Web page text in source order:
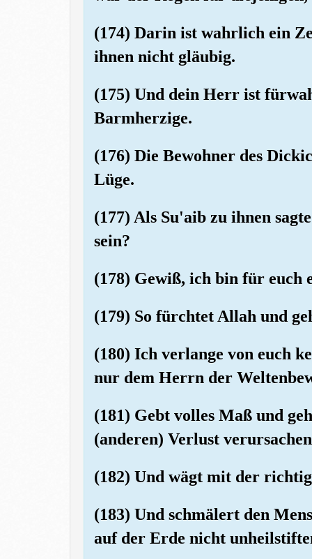
(174) Darin ist wahrlich ein
ihnen nicht gläubig.
(175) Und dein Herr ist
Barmherzige.
(176) Die Bewohner des
Lüge.
(177) Als Su'aib zu ihnen
sein?
(178) Gewiß, ich bin für euch
(179) So fürchtet Allah und
(180) Ich verlange von euch
nur dem Herrn der
(181) Gebt volles Maß und
(anderen) Verlust
(182) Und wägt mit der
(183) Und schmälert den
auf der Erde nicht